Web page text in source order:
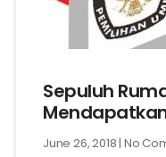
Sepuluh
June 26, 2018 No